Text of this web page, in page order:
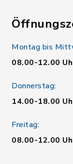
Montag bis
08.00-12.00
Donnerstag:
14.00-18.00
Freitag:
08.00-12.00